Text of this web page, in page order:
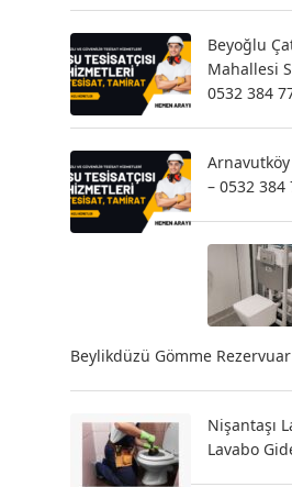
Beyoğlu
Mahallesi
0532 384
Arnavutköy
– 0532 384
Beylikdüzü Gömme
Nişantaşı
Lavabo